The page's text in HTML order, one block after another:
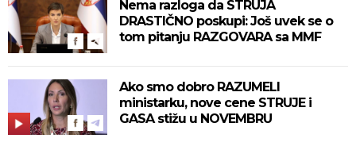
Nema razloga da STRUJA
DRASTIČNO poskupi: Još uvek se o
tom pitanju RAZGOVARA sa MMF
Ako smo dobro RAZUMELI
ministarku, nove cene STRUJE i
GASA stižu u NOVEMBRU